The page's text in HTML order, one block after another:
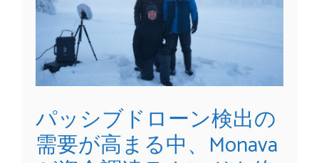
パッシブドローン検出の
需要が高まる中、Monava